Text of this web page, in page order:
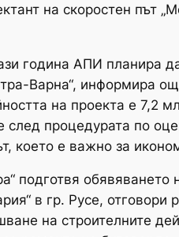
на скоростен път
година АПИ планира
Варна“, информира
на проекта е 7,2
процедурата по
което е важно за
подготвя
в гр. Русе,
на строителните